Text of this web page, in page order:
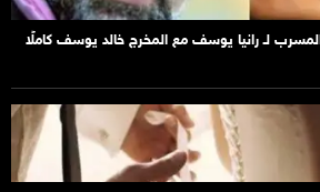
لـ رانيا يوسف مع المخرج خالد يوسف كاملًا